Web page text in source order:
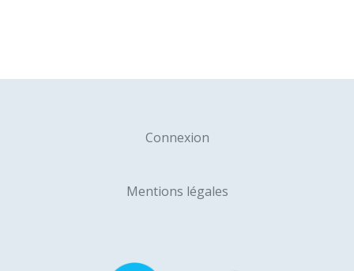
Connexion
Mentions légales